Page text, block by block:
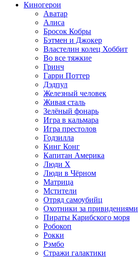
Киногерои
Аватар
Алиса
Бросок Кобры
Бэтмен и Джокер
Властелин колец Хоббит
Во все тяжкие
Гринч
Гарри Поттер
Дэдпул
Железный человек
Живая сталь
Зелёный фонарь
Игра в кальмара
Игра престолов
Годзилла
Кинг Конг
Капитан Америка
Люди X
Люди в Чёрном
Матрица
Мстители
Отряд самоубийц
Охотники за привидениями
Пираты Карибского моря
Робокоп
Рокки
Рэмбо
Стражи галактики